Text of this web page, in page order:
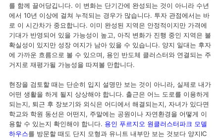
를 함께 끌어당깁니다. 이 변화는 단기간에 완성되는 것이 아니라 수년
에서 10년 이상에 걸쳐 누적되는 경우가 많습니다. 투자 관점에서는 바
로 이 시간차가 중요합니다. 이미 완성된 지역은 안정적이지만 가격에
기대가 반영되어 있을 가능성이 높고, 아직 변화가 진행 중인 지역은 불
확실성이 있지만 성장 여지가 남아 있을 수 있습니다. 양지 일대는 후자
에 가까운 흐름으로 볼 수 있으며, 용인 반도체 클러스터와 연결되는 주
거지로 재평가될 가능성을 따져볼 만합니다.
현장을 검토할 때는 단순히 입지 설명만 보는 것이 아니라, 실제로 내가
어떤 생활을 하게 될지 상상해야 합니다. 출근은 어느 도로를 이용하게
되는지, 퇴근 후 장보기와 외식은 어디에서 해결되는지, 자녀가 있다면
학교와 학원 동선은 어떤지, 주말에는 공원이나 자연환경을 어떻게 이
용할 수 있는지 확인해야 합니다. 용인 푸르지오 원클러스터파크 모델
하우스를 방문할 때도 단지 모형과 유니트 내부만 보는 것보다 양지IC